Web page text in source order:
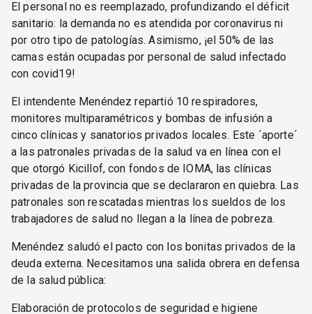
El personal no es reemplazado, profundizando el déficit
sanitario: la demanda no es atendida por coronavirus ni
por otro tipo de patologías. Asimismo, ¡el 50% de las
camas están ocupadas por personal de salud infectado
con covid19!
El intendente Menéndez repartió 10 respiradores,
monitores multiparamétricos y bombas de infusión a
cinco clínicas y sanatorios privados locales. Este ´aporte´
a las patronales privadas de la salud va en línea con el
que otorgó Kicillof, con fondos de IOMA, las clínicas
privadas de la provincia que se declararon en quiebra. Las
patronales son rescatadas mientras los sueldos de los
trabajadores de salud no llegan a la línea de pobreza.
Menéndez saludó el pacto con los bonitas privados de la
deuda externa. Necesitamos una salida obrera en defensa
de la salud pública:
Elaboración de protocolos de seguridad e higiene